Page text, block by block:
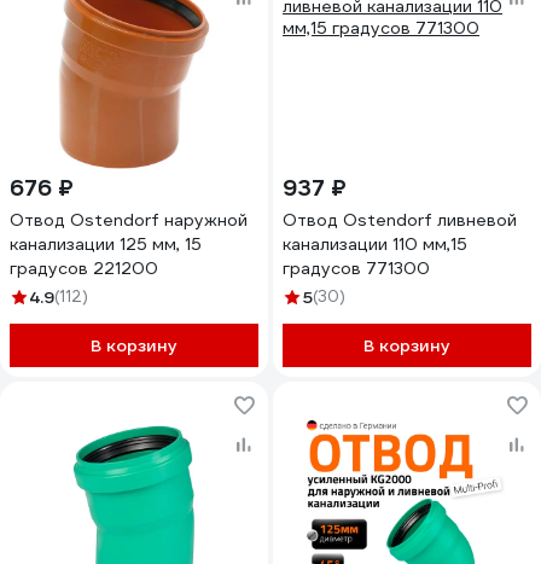
676 ₽
Отвод Ostendorf наружной
канализации 125 мм, 15
градусов 221200
4.9(112)
В корзину
937 ₽
Отвод Ostendorf ливневой
канализации 110 мм,15
градусов 771300
5(30)
В корзину